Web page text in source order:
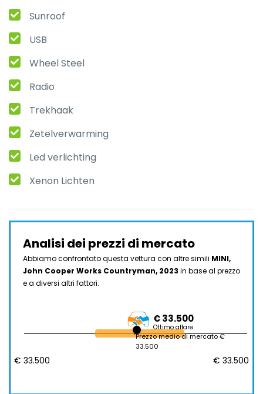
Sunroof
USB
Wheel Steel
Radio
Trekhaak
Zetelverwarming
Led verlichting
Xenon Lichten
Analisi dei prezzi di mercato
Abbiamo confrontato questa vettura con altre simili MINI,
John Cooper Works Countryman, 2023 in base al prezzo
e a diversi altri fattori.
€ 33.500
Ottimo affare
Prezzo medio di mercato €
33.500
€ 33.500 € 33.500